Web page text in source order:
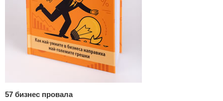
57 бизнес провала